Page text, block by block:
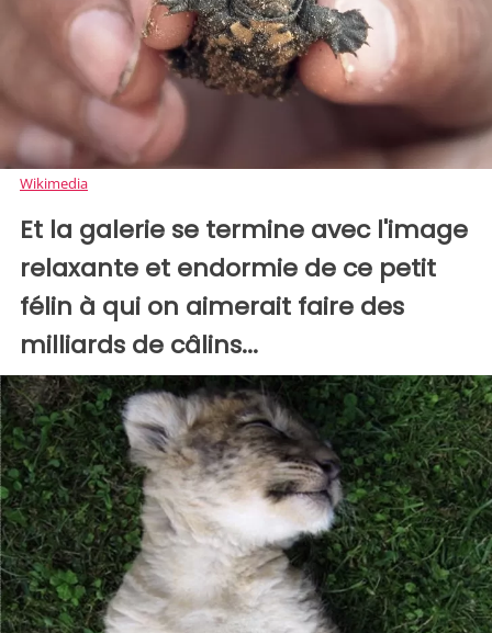
Wikimedia
Et la galerie se termine avec l'image
relaxante et endormie de ce petit
félin à qui on aimerait faire des
milliards de câlins...